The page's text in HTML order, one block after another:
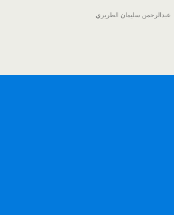
عبدالرحمن سليمان الطريري